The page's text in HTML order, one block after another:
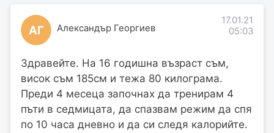
АГ Александър Георгиев
17.01.21
05:03
Здравейте. На 16 годишна възраст съм,
висок съм 185см и тежа 80 килограма.
Преди 4 месеца започнах да тренирам 4
пъти в седмицата, да спазвам режим да спя
по 10 часа дневно и да си следя калорийте.